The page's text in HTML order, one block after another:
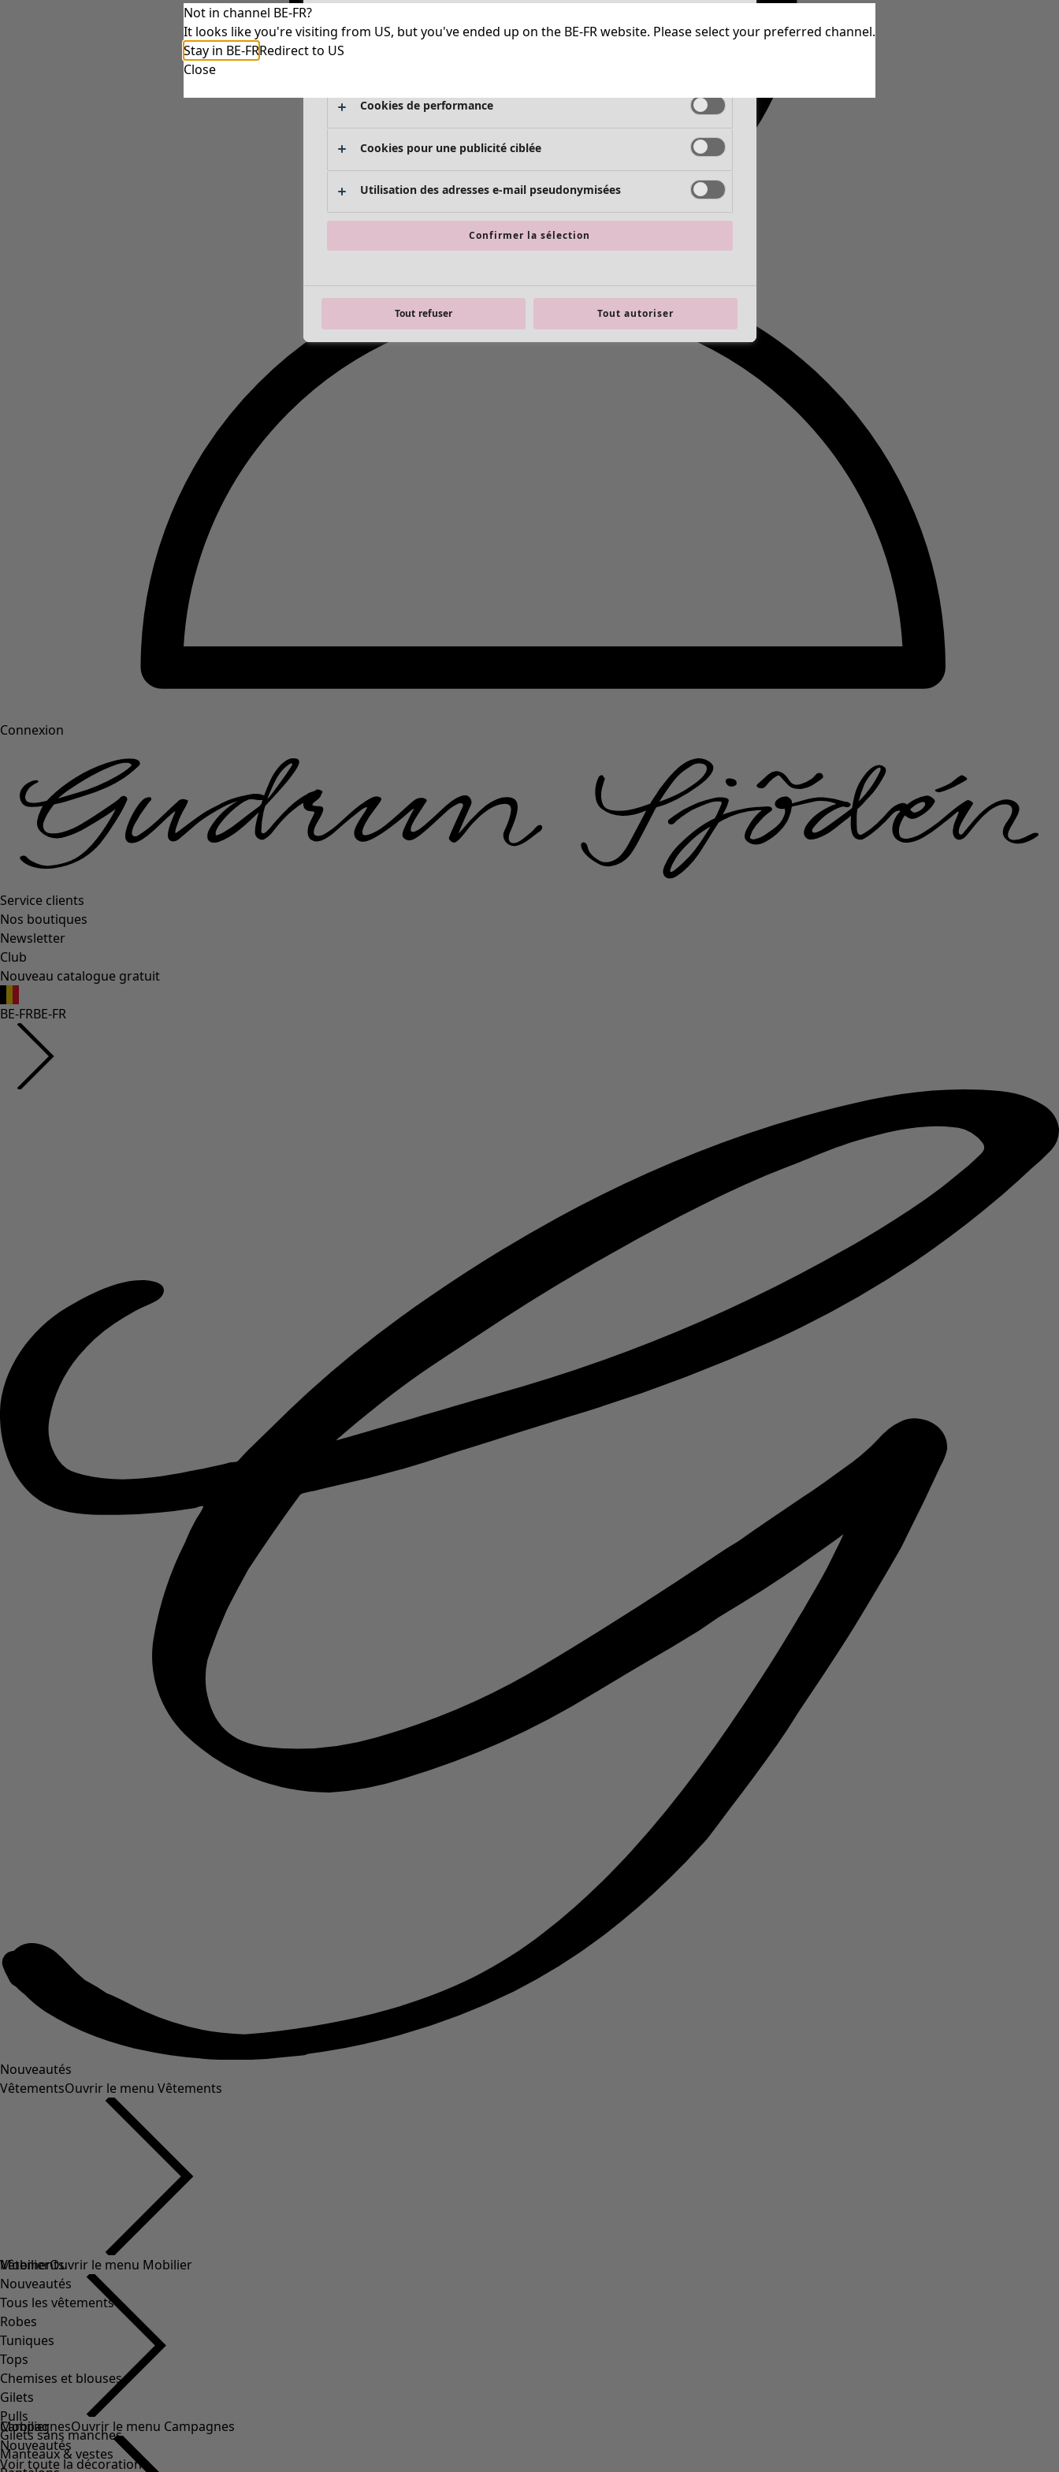
Connexion
Service clients
Nos boutiques
Newsletter
Club
Nouveau catalogue gratuit
BE-FRBE-FR
Nouveautés
VêtementsOuvrir le menu Vêtements
Vêtements
Nouveautés
Tous les vêtements
Robes
Tuniques
Tops
Chemises et blouses
Gilets
Pulls
Gilets sans manches
Manteaux & vestes
MobilierOuvrir le menu Mobilier
Mobilier
Nouveautés
Voir toute la décoration
CampagnesOuvrir le menu Campagnes
Not in channel BE-FR?
It looks like you're visiting from US, but you've ended up on the BE-FR website. Please select your preferred channel.
Stay in BE-FRRedirect to US
Close
Cookies strictement nécessaires Toujours actif
Cookies de performance
Cookies pour une publicité ciblée
Utilisation des adresses e-mail pseudonymisées
Confirmer la sélection
Tout refuser Tout autoriser